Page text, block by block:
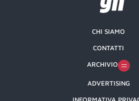
CHI SIAMO
CONTATTI
ARCHIVIO
ADVERTISING